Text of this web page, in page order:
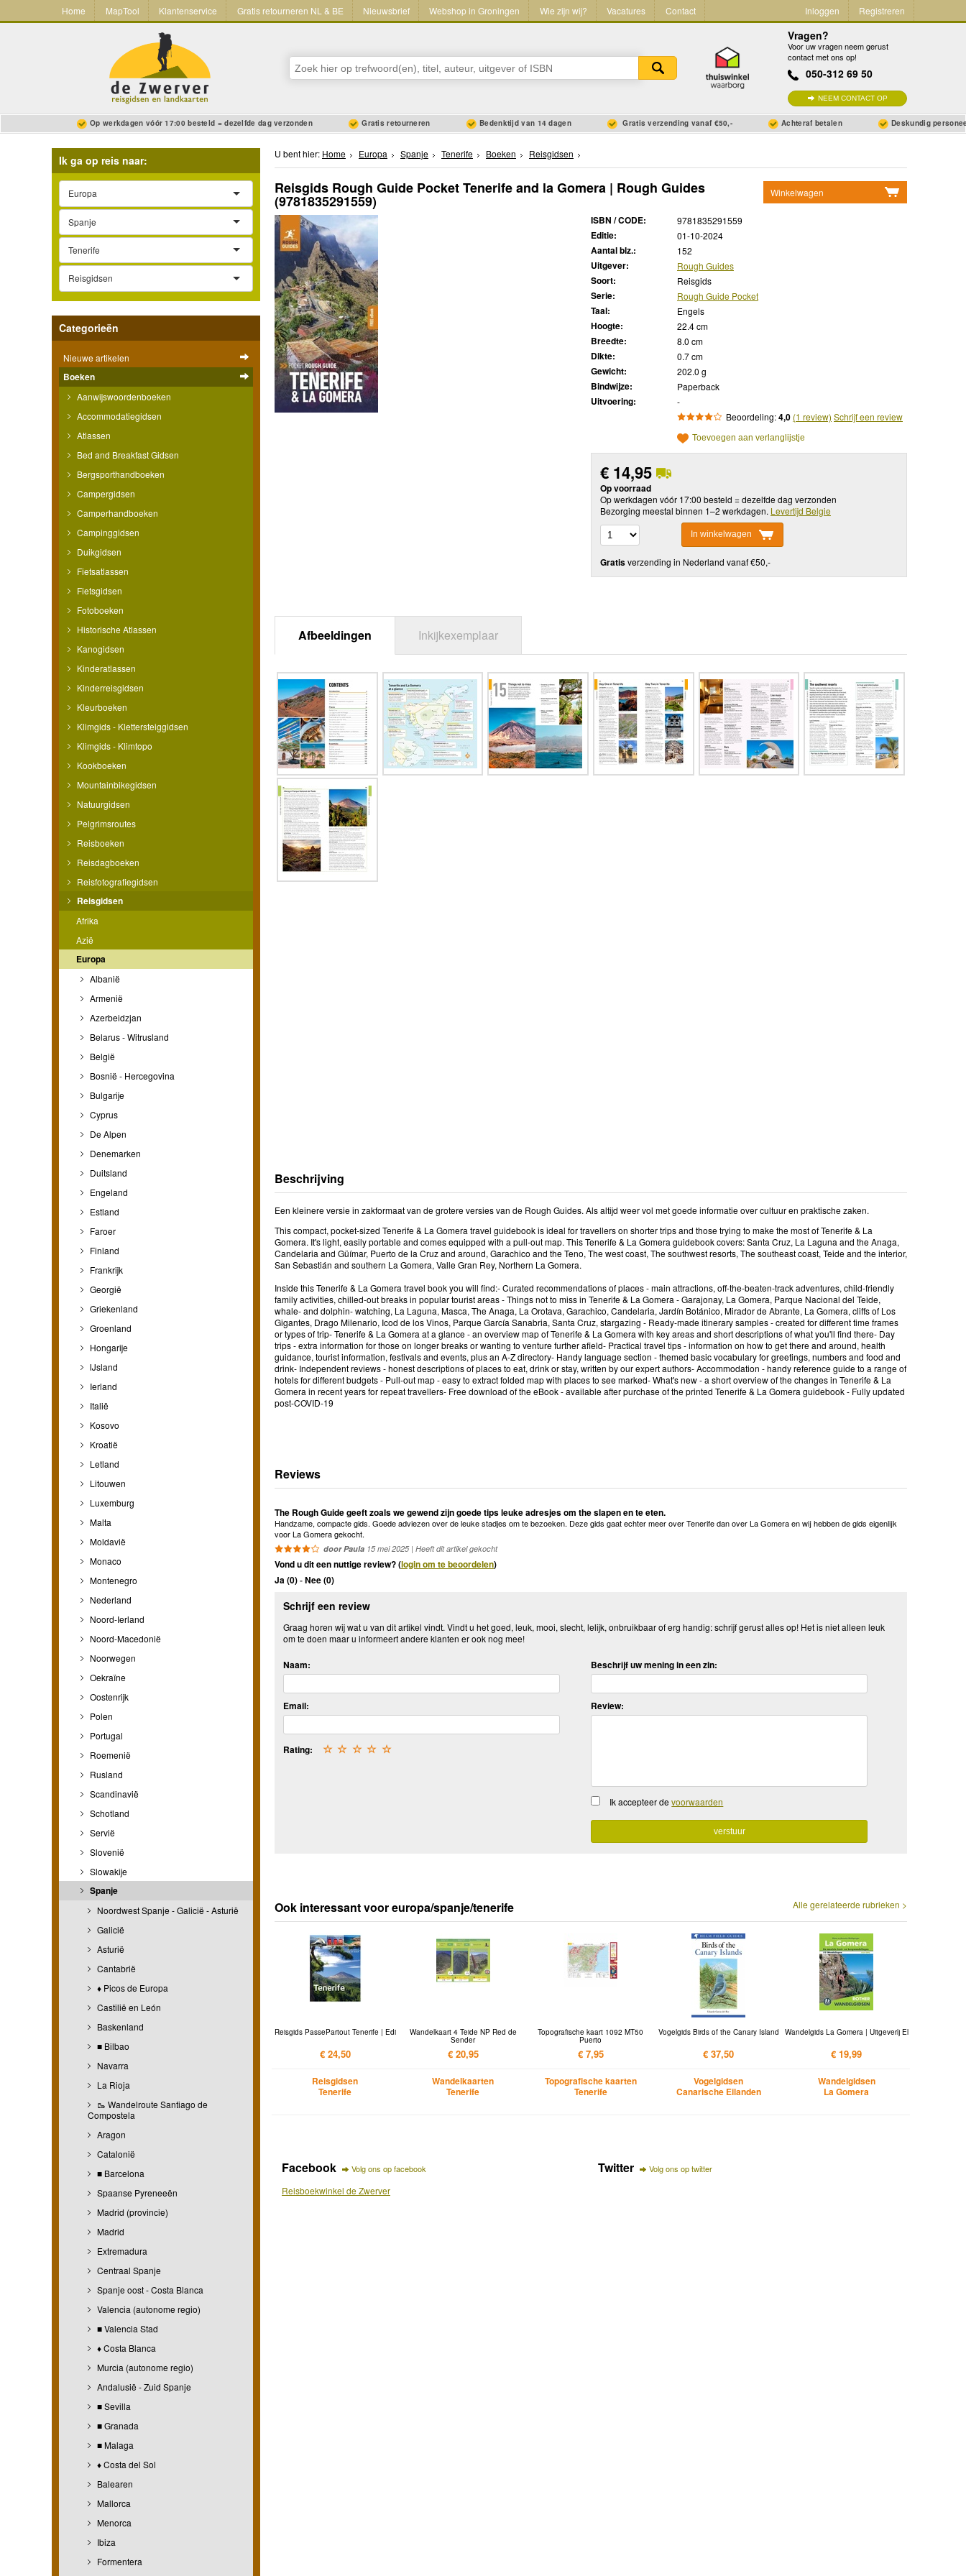
Home MapTool Klantenservice Gratis retourneren NL & BE Nieuwsbrief Webshop in Groningen Wie zijn wij? Vacatures Contact Inloggen Registreren
Vragen?
Voor uw vragen neem gerust
contact met ons op!
050-312 69 50
NEEM CONTACT OP
Op werkdagen vóór 17:00 besteld = dezelfde dag verzonden Gratis retourneren Bedenktijd van 14 dagen Gratis verzending vanaf €50,- Achteraf betalen Deskundig
Ik ga op reis naar:
Europa
Spanje
Tenerife
Reisgidsen
Categorieën
Nieuwe artikelen
Boeken
Aanwijswoordenboeken
Accommodatiegidsen
Atlassen
Bed and Breakfast Gidsen
Bergsporthandboeken
Campergidsen
Camperhandboeken
Campinggidsen
Duikgidsen
Fietsatlassen
Fietsgidsen
Fotoboeken
Historische Atlassen
Kanogidsen
Kinderatlassen
Kinderreisgidsen
Kleurboeken
Klimgids - Klettersteiggidsen
Klimgids - Klimtopo
Kookboeken
Mountainbikegidsen
Natuurgidsen
Pelgrimsroutes
Reisboeken
Reisdagboeken
Reisfotografiegidsen
Reisgidsen
Afrika
Azië
Europa
Albanië
Armenië
Azerbeidzjan
Belarus - Witrusland
België
Bosnië - Hercegovina
Bulgarije
Cyprus
De Alpen
Denemarken
Duitsland
Engeland
Estland
Faroer
Finland
Frankrijk
Georgië
Griekenland
Groenland
Hongarije
IJsland
Ierland
Italië
Kosovo
Kroatië
Letland
Litouwen
Luxemburg
Malta
Moldavië
Monaco
Montenegro
Nederland
Noord-Ierland
Noord-Macedonië
Noorwegen
Oekraïne
Oostenrijk
Polen
Portugal
Roemenië
Rusland
Scandinavië
Schotland
Servië
Slovenië
Slowakije
Spanje
Noordwest Spanje - Galicië - Asturië
Galicië
Asturië
Cantabrië
♦ Picos de Europa
Castilië en León
Baskenland
■ Bilbao
Navarra
La Rioja
🥾 Wandelroute Santiago de
Compostela
Aragon
Catalonië
■ Barcelona
Spaanse Pyreneeën
Madrid (provincie)
Madrid
Extremadura
Centraal Spanje
Spanje oost - Costa Blanca
Valencia (autonome regio)
■ Valencia Stad
♦ Costa Blanca
Murcia (autonome regio)
Andalusië - Zuid Spanje
■ Sevilla
■ Granada
■ Malaga
♦ Costa del Sol
Balearen
Mallorca
Menorca
Ibiza
Formentera
U bent hier: Home Europa Spanje Tenerife Boeken Reisgidsen
Winkelwagen
Reisgids Rough Guide Pocket Tenerife and la Gomera | Rough Guides
(9781835291559)
ISBN / CODE: 9781835291559
Editie: 01-10-2024
Aantal blz.: 152
Uitgever: Rough Guides
Soort: Reisgids
Serie: Rough Guide Pocket
Taal: Engels
Hoogte: 22.4 cm
Breedte: 8.0 cm
Dikte: 0.7 cm
Gewicht: 202.0 g
Bindwijze: Paperback
Uitvoering:
-
Beoordeling:4,0 (1 review) Schrijf een review
Toevoegen aan verlanglijstje
€ 14,95
Op voorraad
Op werkdagen vóór 17:00 besteld = dezelfde dag verzonden
Bezorging meestal binnen 1–2 werkdagen. Levertijd Belgie
In winkelwagen
Gratisverzending in Nederland vanaf €50,-
Afbeeldingen Inkijkexemplaar
Beschrijving
Een kleinere versie in zakformaat van de grotere versies van de Rough Guides. Als altijd weer vol met goede informatie over cultuur en praktische zaken.
This compact, pocket-sized Tenerife & La Gomera travel guidebook is ideal for travellers on shorter trips and those trying to make the most of Tenerife & La
Gomera. It's light, easily portable and comes equipped with a pull-out map. This Tenerife & La Gomera guidebook covers: Santa Cruz, La Laguna and the Anaga,
Candelaria and Güímar, Puerto de la Cruz and around, Garachico and the Teno, The west coast, The southwest resorts, The southeast coast, Teide and the interior,
San Sebastián and southern La Gomera, Valle Gran Rey, Northern La Gomera.
Inside this Tenerife & La Gomera travel book you will find:- Curated recommendations of places - main attractions, off-the-beaten-track adventures, child-friendly
family activities, chilled-out breaks in popular tourist areas - Things not to miss in Tenerife & La Gomera - Garajonay, La Gomera, Parque Nacional del Teide,
whale- and dolphin- watching, La Laguna, Masca, The Anaga, La Orotava, Garachico, Candelaria, Jardín Botánico, Mirador de Abrante, La Gomera, cliffs of Los
Gigantes, Drago Milenario, Icod de los Vinos, Parque García Sanabria, Santa Cruz, stargazing - Ready-made itinerary samples - created for different time frames
or types of trip- Tenerife & La Gomera at a glance - an overview map of Tenerife & La Gomera with key areas and short descriptions of what you'll find there- Day
trips - extra information for those on longer breaks or wanting to venture further afield- Practical travel tips - information on how to get there and around, health
guidance, tourist information, festivals and events, plus an A-Z directory- Handy language section - themed basic vocabulary for greetings, numbers and food and
drink- Independent reviews - honest descriptions of places to eat, drink or stay, written by our expert authors- Accommodation - handy reference guide to a range of
hotels for different budgets - Pull-out map - easy to extract folded map with places to see marked- What's new - a short overview of the changes in Tenerife & La
Gomera in recent years for repeat travellers- Free download of the eBook - available after purchase of the printed Tenerife & La Gomera guidebook - Fully updated
post-COVID-19
Reviews
The Rough Guide geeft zoals we gewend zijn goede tips leuke adresjes om the slapen en te eten.
Handzame, compacte gids. Goede adviezen over de leuke stadjes om te bezoeken. Deze gids gaat echter meer over Tenerife dan over La Gomera en wij hebben de gids eigenlijk
voor La Gomera gekocht.
door Paula 15 mei 2025 | Heeft dit artikel gekocht
Vond u dit een nuttige review? (login om te beoordelen)
Ja (0)-Nee (0)
Schrijf een review
Graag horen wij wat u van dit artikel vindt. Vindt u het goed, leuk, mooi, slecht, lelijk, onbruikbaar of erg handig: schrijf gerust alles op! Het is niet alleen leuk
om te doen maar u informeert andere klanten er ook nog mee!
Naam:
Email:
Rating: ☆
☆
☆
☆
☆
Beschrijf uw mening in een zin:
Review:
Ik accepteer devoorwaarden
Alle gerelateerde rubrieken >
Ook interessant voor europa/spanje/tenerife
Reisgids PassePartout Tenerife | Edi
€ 24,50
Reisgidsen
Tenerife
Wandelkaart 4 Teide NP Red de
Sender
€ 20,95
Wandelkaarten
Tenerife
Topografische kaart 1092 MT50
Puerto
€ 7,95
Topografische kaarten
Tenerife
Vogelgids Birds of the Canary Island
€ 37,50
Vogelgidsen
Canarische Eilanden
Wandelgids La Gomera | Uitgeverij El
€ 19,99
Wandelgidsen
La Gomera
Facebook Volg ons op facebook
Reisboekwinkel de Zwerver
Twitter Volg ons op twitter